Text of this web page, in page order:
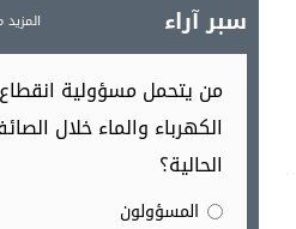
سبر آراء
من يتحمل مسؤولية انقطاع
الكهرباء والماء خلال
الحالية؟
المسؤولون